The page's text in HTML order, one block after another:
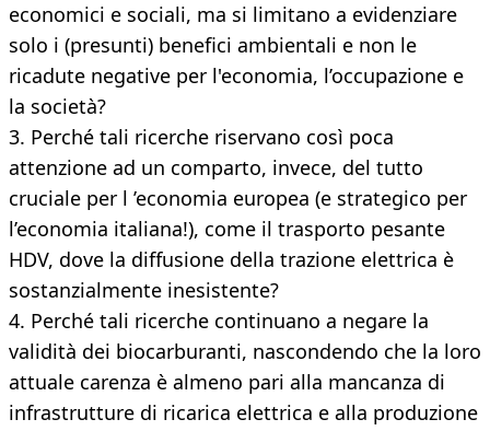
economici e sociali, ma si limitano a evidenziare
solo i (presunti) benefici ambientali e non le
ricadute negative per l'economia, l’occupazione e
la società?
3. Perché tali ricerche riservano così poca
attenzione ad un comparto, invece, del tutto
cruciale per l ’economia europea (e strategico per
l’economia italiana!), come il trasporto pesante
HDV, dove la diffusione della trazione elettrica è
sostanzialmente inesistente?
4. Perché tali ricerche continuano a negare la
validità dei biocarburanti, nascondendo che la loro
attuale carenza è almeno pari alla mancanza di
infrastrutture di ricarica elettrica e alla produzione